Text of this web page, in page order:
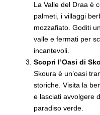
La Valle del Draa è
palmeti, i villaggi
mozzafiato. Goditi
valle e fermati per
incantevoli.
Scopri l’Oasi di
Skoura è un’oasi
storiche. Visita la
e lasciati avvolgere
paradiso verde.